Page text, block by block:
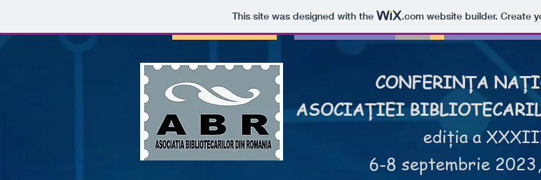
This site was designed with the .comwebsite builder. Create
CONFERINȚA
ASOCIAȚIEI
ediția a
6-8 septembrie